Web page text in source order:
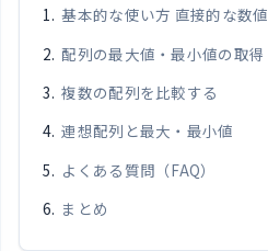
基本的な使い方 直接的な数値
配列の最大値・最小値の取得
複数の配列を比較する
連想配列と最大・最小値
よくある質問（FAQ）
まとめ